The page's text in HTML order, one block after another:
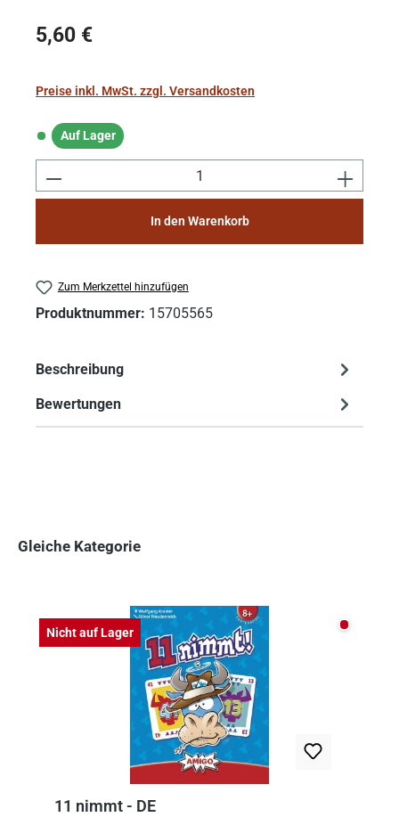
Regulärer Preis:
5,60 €
Preise inkl. MwSt. zzgl. Versandkosten
Auf Lager
Auf Lager
Produkt Anzahl: Gib den gewünschten
In den Warenkorb
Zum Merkzettel hinzufügen
Produktnummer: 15705565
Beschreibung
Bewertungen
Gleiche Kategorie
Nicht auf Lager Nicht
11 nimmt - DE